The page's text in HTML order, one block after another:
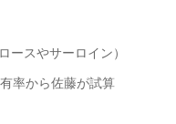
スやサーロイン）
率から佐藤が試算